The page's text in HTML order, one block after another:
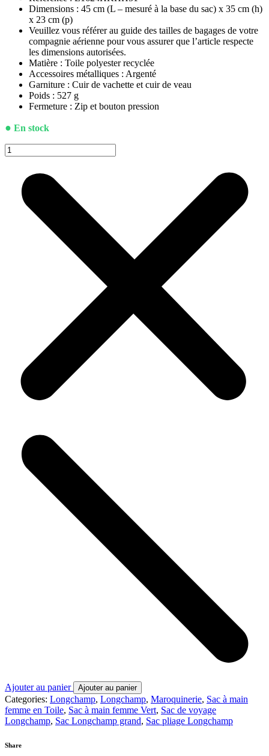
Dimensions : 45 cm (L – mesuré à la base du sac) x 35 cm (h)
x 23 cm (p)
Veuillez vous référer au guide des tailles de bagages de votre
compagnie aérienne pour vous assurer que l’article respecte
les dimensions autorisées.
Matière : Toile polyester recyclée
Accessoires métalliques : Argenté
Garniture : Cuir de vachette et cuir de veau
Poids : 527 g
Fermeture : Zip et bouton pression
● En stock
Ajouter au panier Ajouter au panier
Categories: Longchamp, Longchamp, Maroquinerie, Sac à main
femme en Toile, Sac à main femme Vert, Sac de voyage
Longchamp, Sac Longchamp grand, Sac pliage Longchamp
Share